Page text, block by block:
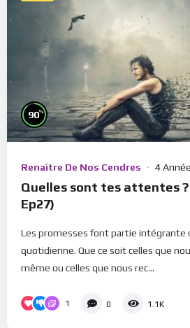
90%
Renaître De Nos Cendres 4
Quelles sont tes attentes ?
Ep27)
Les promesses font partie intégrante
quotidienne. Que ce soit celles que
même ou celles que nous rec...
1 0 1.1K